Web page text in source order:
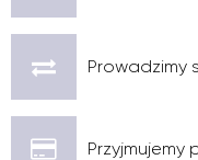
Prowadzimy
Przyjmujemy